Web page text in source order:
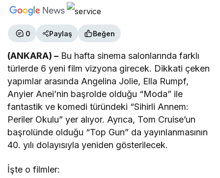
0 Paylaş Beğen
(ANKARA) – Bu hafta sinema salonlarında farklı
türlerde 6 yeni film vizyona girecek. Dikkati çeken
yapımlar arasında Angelina Jolie, Ella Rumpf,
Anyier Anei’nin başrolde olduğu “Moda” ile
fantastik ve komedi türündeki “Sihirli Annem:
Periler Okulu” yer alıyor. Ayrıca, Tom Cruise’un
başrolünde olduğu “Top Gun” da yayınlanmasının
40. yılı dolayısıyla yeniden gösterilecek.
İşte o filmler: